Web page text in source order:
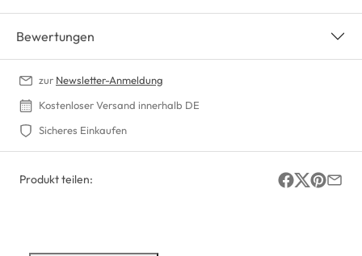
Bewertungen
zur Newsletter-Anmeldung
Kostenloser Versand innerhalb DE
Sicheres Einkaufen
Produkt teilen: